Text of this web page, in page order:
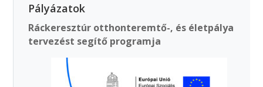
Pályázatok
Ráckeresztúr otthonteremtő-, és életpálya
tervezést segítő programja